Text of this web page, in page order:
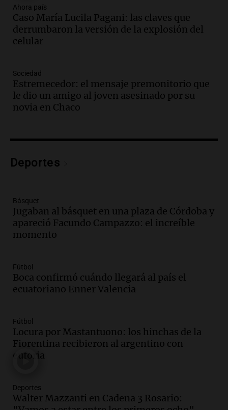
recordó su paso por Perú: "Nos decía
siempre: ''Difundan el milagro''"
Viva la Radio
Episodios
más femicidios del país, según informe
de Casa del Encuentro
Panorama Federal
Episodios
Procrear en la provincia
Episodios
y críticas entre senadores
Panorama Federal
Episodios
Audio.
Marocco
Panorama Federal
Episodios
Panorama Federal
Episodios
Audio.
importantes
Editorial
Episodios
Ahora país
Caso María Lucila Pagani: las claves que
derrumbaron la versión de la explosión del
celular
Sociedad
Estremecedor: el mensaje premonitorio que
le dio un amigo al joven asesinado por su
novia en Chaco
Deportes
Básquet
Jugaban al básquet en una plaza de Córdoba y
apareció Facundo Campazzo: el increíble
momento
Fútbol
Boca confirmó cuándo llegará al país el
ecuatoriano Enner Valencia
Fútbol
Locura por Mastantuono: los hinchas de la
Fiorentina recibieron al argentino con
euforia
Deportes
Walter Mazzanti en Cadena 3 Rosario: